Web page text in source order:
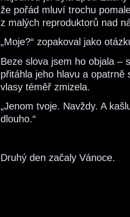
že pořád mluví trochu
z malých reproduktorů nad
„Moje?“ zopakoval jako
Beze slova jsem ho objala –
přitáhla jeho hlavu a opatrně
vlasy téměř zmizela.
„Jenom tvoje. Navždy. A
dlouho.“
Druhý den začaly Vánoce.